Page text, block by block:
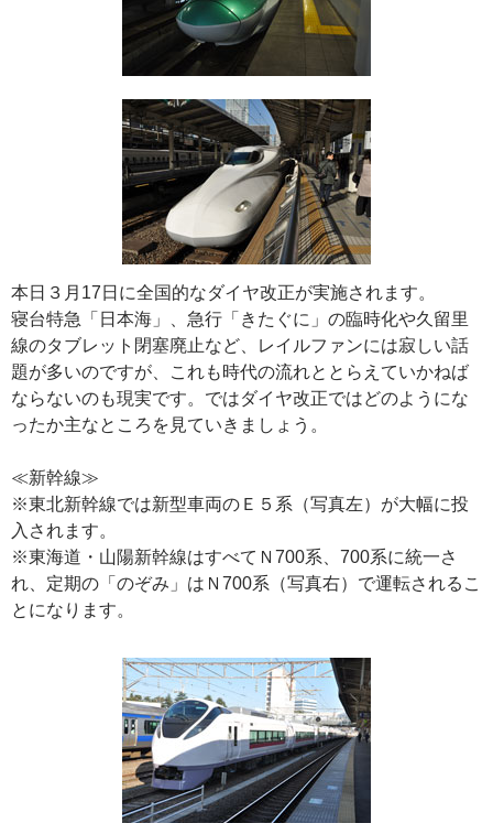
本日３月17日に全国的なダイヤ改正が実施されます。
寝台特急「日本海」、急行「きたぐに」の臨時化や久留里
線のタブレット閉塞廃止など、レイルファンには寂しい話
題が多いのですが、これも時代の流れととらえていかねば
ならないのも現実です。ではダイヤ改正ではどのようにな
ったか主なところを見ていきましょう。
≪新幹線≫
※東北新幹線では新型車両のＥ５系（写真左）が大幅に投
入されます。
※東海道・山陽新幹線はすべてＮ700系、700系に統一さ
れ、定期の「のぞみ」はＮ700系（写真右）で運転されるこ
とになります。